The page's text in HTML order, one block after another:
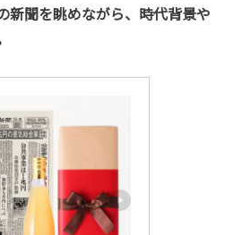
新聞を眺めながら、時代背景や